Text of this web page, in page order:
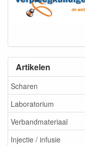
Artikelen
Scharen
Laboratorium
Verbandmateriaal
Injectie / infusie